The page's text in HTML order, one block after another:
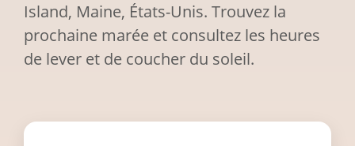
Island, Maine, États-Unis. Trouvez la
prochaine marée et consultez les heures
de lever et de coucher du soleil.